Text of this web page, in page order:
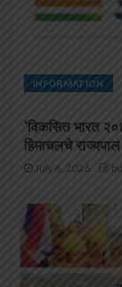
INFORMATION
‘विकसित भारत
हिमाचलचे राज्यपाल
July 6, 2026